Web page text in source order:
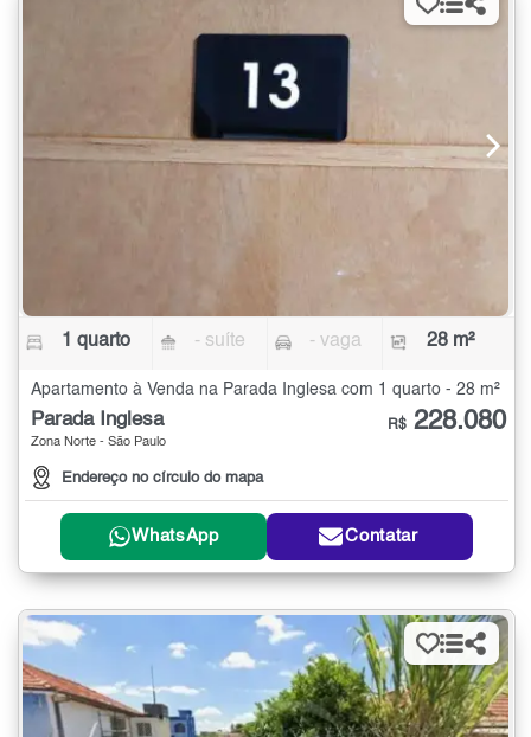
1 quarto - suíte - vaga 28 m²
Apartamento à Venda na Parada Inglesa com 1 quarto - 28 m²
Parada Inglesa
Zona Norte - São Paulo
Endereço no círculo do mapa
R$ 228.080
WhatsApp Contatar